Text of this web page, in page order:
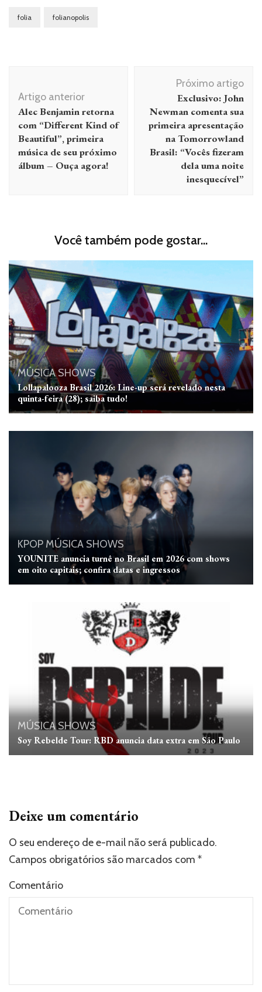
folia folianopolis
de
post
Artigo anterior
Alec Benjamin retorna
com “Different Kind of
Beautiful”, primeira
música de seu próximo
álbum – Ouça agora!
Próximo artigo
Exclusivo: John
Newman comenta sua
primeira apresentação
na Tomorrowland
Brasil: “Vocês fizeram
dela uma noite
inesquecível”
Você também pode gostar...
MÚSICA SHOWS
Lollapalooza Brasil 2026: Line-up será revelado nesta
quinta-feira (28); saiba tudo!
KPOP MÚSICA SHOWS
YOUNITE anuncia turnê no Brasil em 2026 com shows
em oito capitais; confira datas e ingressos
MÚSICA SHOWS
Soy Rebelde Tour: RBD anuncia data extra em São Paulo
Deixe um comentário
O seu endereço de e-mail não será publicado.
Campos obrigatórios são marcados com *
Comentário